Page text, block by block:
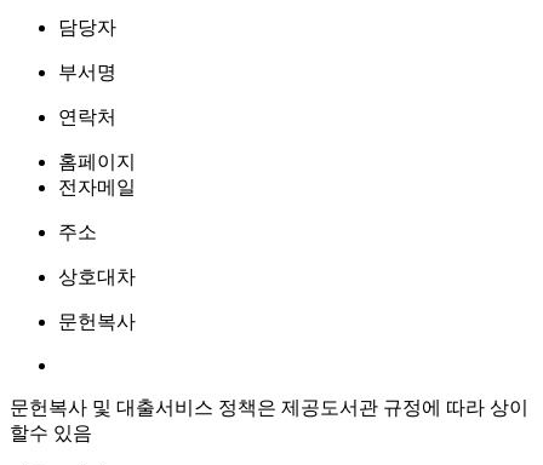
담당자
부서명
연락처
홈페이지
전자메일
주소
상호대차
문헌복사
문헌복사 및 대출서비스 정책은 제공도서관 규정에 따라 상이
할수 있음